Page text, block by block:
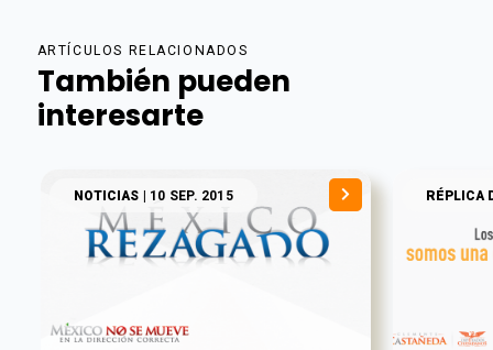
ARTÍCULOS RELACIONADOS
También pueden
interesarte
NOTICIAS | 10 SEP. 2015 RÉPLICA